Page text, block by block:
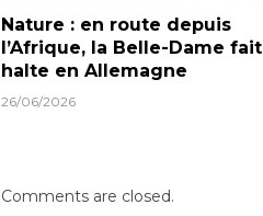
Nature : en route depuis
l’Afrique, la Belle-Dame fait
halte en Allemagne
26/06/2026
Comments are closed.